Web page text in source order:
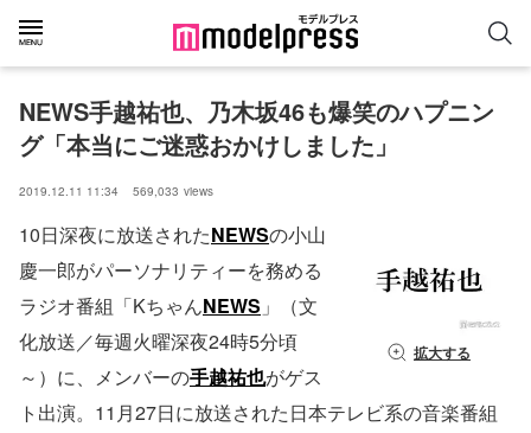
NEWS手越祐也、乃木坂46も爆笑のハプニン
グ「本当にご迷惑おかけしました」
2019.12.11 11:34 569,033 views
拡大する
10日深夜に放送されたNEWSの小山
慶一郎がパーソナリティーを務める
ラジオ番組「KちゃんNEWS 」（文
化放送／毎週火曜深夜24時5分頃
～）に、メンバーの手越祐也がゲス
ト出演。11月27日に放送された日本テレビ系の音楽番組